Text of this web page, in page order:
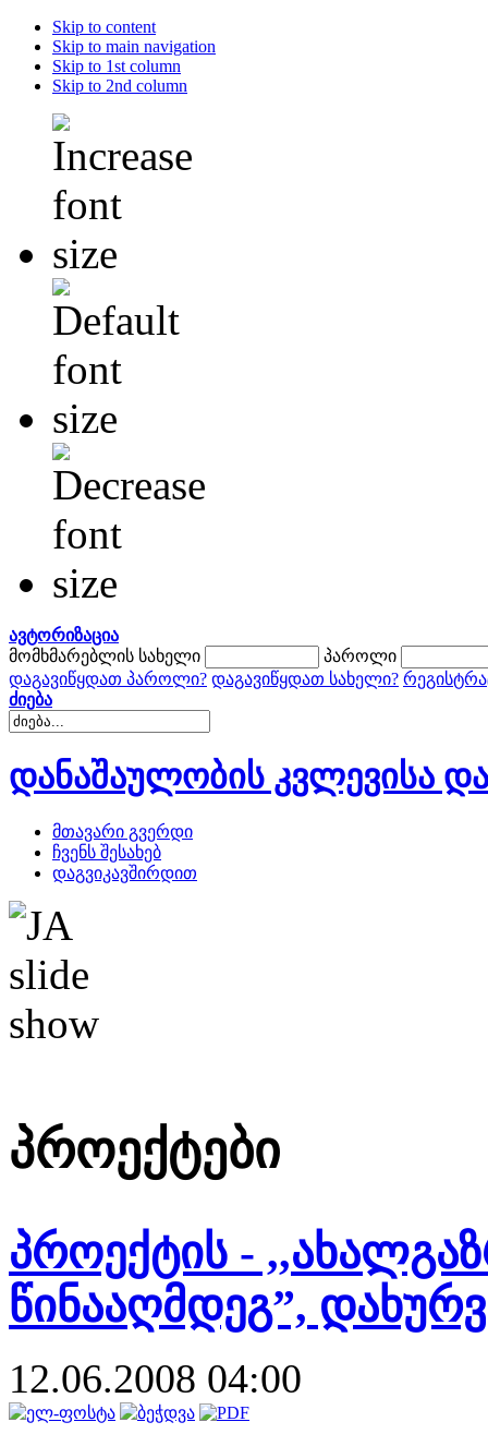
Skip to content
Skip to main navigation
Skip to 1st column
Skip to 2nd column
ავტორიზაცია
მომხმარებლის სახელი
პაროლი
დაგავიწყდათ პაროლი? დაგავიწყდათ სახელი?
ძიება
დანაშაულობის კვლევისა
მთავარი გვერდი
ჩვენს შესახებ
დაგვიკავშირდით
პროექტები
პროექტის -
წინააღმდეგ”,
12.06.2008 04:00